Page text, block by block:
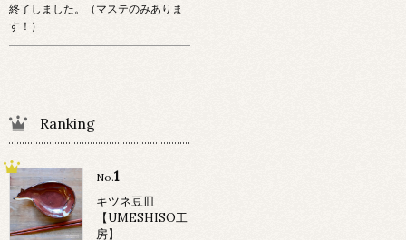
終了しました。（マステのみありま
す！）
Ranking
No.1
キツネ豆皿
【UMESHISO工
房】